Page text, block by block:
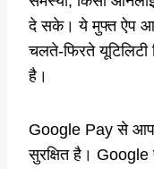
दे सके। ये मुफ्त ऐप
चलते-फिरते यूटिलिटी
है।
Google Pay से आप
सुरक्षित है। Google